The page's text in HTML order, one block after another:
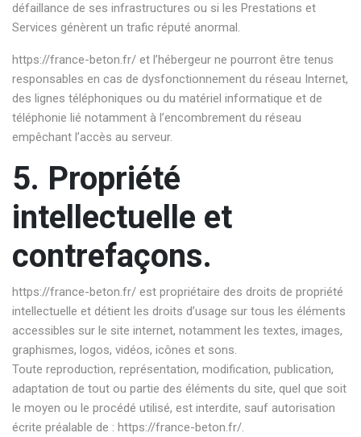
défaillance de ses infrastructures ou si les Prestations et
Services génèrent un trafic réputé anormal.
https://france-beton.fr/ et l’hébergeur ne pourront être tenus
responsables en cas de dysfonctionnement du réseau Internet,
des lignes téléphoniques ou du matériel informatique et de
téléphonie lié notamment à l’encombrement du réseau
empêchant l’accès au serveur.
5. Propriété
intellectuelle et
contrefaçons.
https://france-beton.fr/ est propriétaire des droits de propriété
intellectuelle et détient les droits d’usage sur tous les éléments
accessibles sur le site internet, notamment les textes, images,
graphismes, logos, vidéos, icônes et sons.
Toute reproduction, représentation, modification, publication,
adaptation de tout ou partie des éléments du site, quel que soit
le moyen ou le procédé utilisé, est interdite, sauf autorisation
écrite préalable de : https://france-beton.fr/.